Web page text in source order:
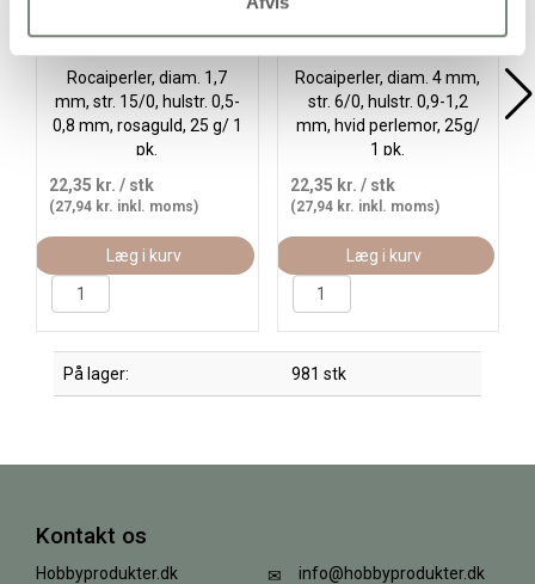
Rocaiperler, diam. 1,7
mm, str. 15/0, hulstr. 0,5-
0,8 mm, rosaguld, 25 g/ 1
pk.
22,35 kr. / stk
(27,94 kr. inkl. moms)
Læg i kurv
Rocaiperler, diam. 4 mm,
str. 6/0, hulstr. 0,9-1,2
mm, hvid perlemor, 25g/
1 pk.
22,35 kr. / stk
(27,94 kr. inkl. moms)
Læg i kurv
På lager: 981 stk
Kontakt os
Hobbyprodukter.dk info@hobbyprodukter.dk